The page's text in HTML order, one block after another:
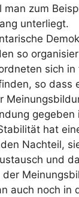
man zum
unterliegt.
so
sich in
so dass
gegeben
hat
Nachteil,
und
der
auch noch in